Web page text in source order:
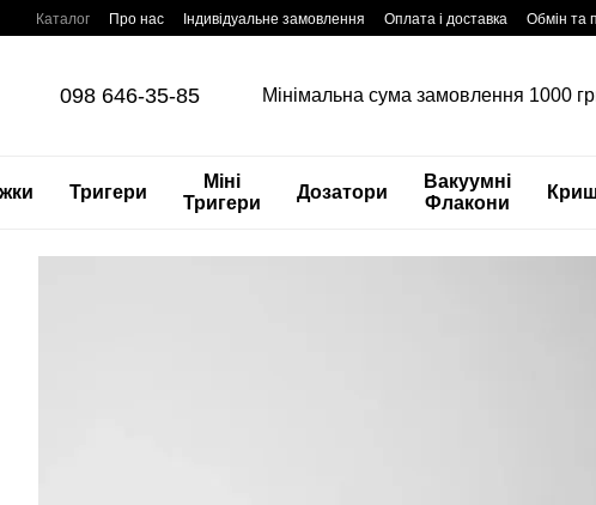
Перейти до основного контенту
Каталог Про нас Індивідуальне замовлення Оплата і доставка Обмін та
098 646-35-85 Мінімальна сума замовлення 1000
Тригери
Міні
Тригери
Дозатори
Вакуумні
Флакони